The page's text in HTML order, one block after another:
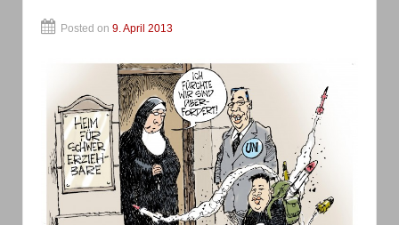
Posted on 9. April 2013